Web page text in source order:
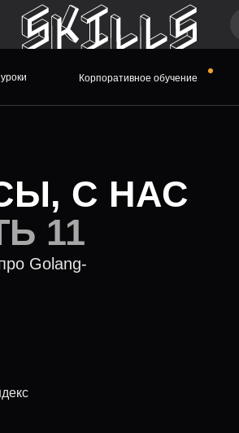
Корпоративное обучение
С НАС
11
Golang-